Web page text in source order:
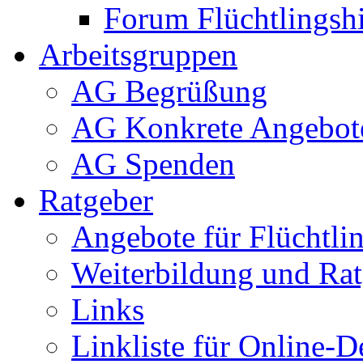
Forum
Arbeitsgruppen
AG Begrüßung
AG Konkrete
AG Spenden
Ratgeber
Angebote für
Weiterbildung und
Links
Linkliste für Online-